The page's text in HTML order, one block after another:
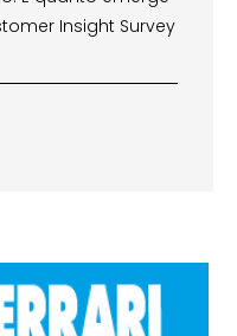
Insight Survey